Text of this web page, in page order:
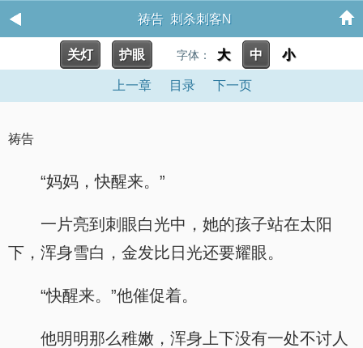
祷告 刺杀刺客N
关灯 护眼 字体： 大 中 小
上一章 目录 下一页
祷告
“妈妈，快醒来。”
一片亮到刺眼白光中，她的孩子站在太阳
下，浑身雪白，金发比日光还要耀眼。
“快醒来。”他催促着。
他明明那么稚嫩，浑身上下没有一处不讨人